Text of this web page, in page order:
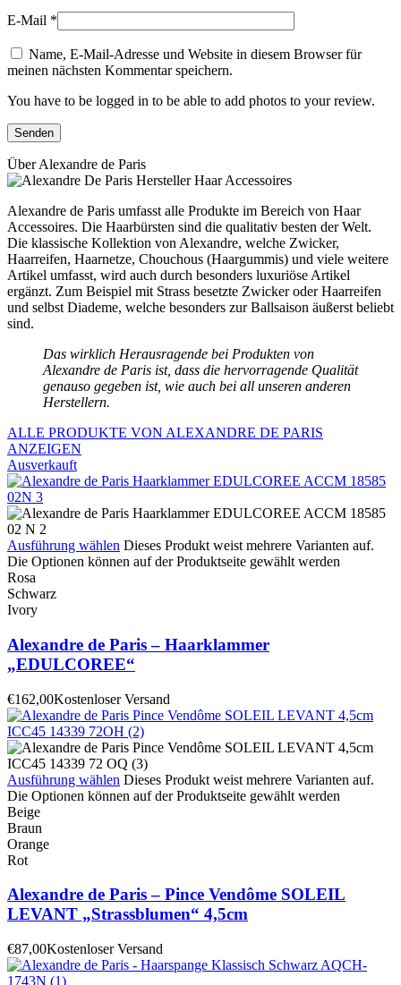
E-Mail *
Name, E-Mail-Adresse und Website in diesem Browser für
meinen nächsten Kommentar speichern.
You have to be logged in to be able to add photos to your review.
Über Alexandre de Paris
Alexandre de Paris umfasst alle Produkte im Bereich von Haar
Accessoires. Die Haarbürsten sind die qualitativ besten der Welt.
Die klassische Kollektion von Alexandre, welche Zwicker,
Haarreifen, Haarnetze, Chouchous (Haargummis) und viele weitere
Artikel umfasst, wird auch durch besonders luxuriöse Artikel
ergänzt. Zum Beispiel mit Strass besetzte Zwicker oder Haarreifen
und selbst Diademe, welche besonders zur Ballsaison äußerst beliebt
sind.
Das wirklich Herausragende bei Produkten von
Alexandre de Paris ist, dass die hervorragende Qualität
genauso gegeben ist, wie auch bei all unseren anderen
Herstellern.
ALLE PRODUKTE VON ALEXANDRE DE PARIS
ANZEIGEN
Ausverkauft
Ausführung wählen Dieses Produkt weist mehrere Varianten auf.
Die Optionen können auf der Produktseite gewählt werden
Rosa
Schwarz
Ivory
Alexandre de Paris – Haarklammer
„EDULCOREE“
€162,00Kostenloser Versand
Ausführung wählen Dieses Produkt weist mehrere Varianten auf.
Die Optionen können auf der Produktseite gewählt werden
Beige
Braun
Orange
Rot
Alexandre de Paris – Pince Vendôme SOLEIL
LEVANT „Strassblumen“ 4,5cm
€87,00Kostenloser Versand